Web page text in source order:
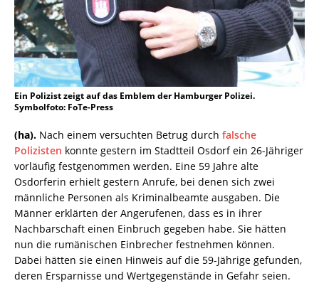
Ein Polizist zeigt auf das Emblem der Hamburger Polizei.
Symbolfoto: FoTe-Press
(ha). Nach einem versuchten Betrug durch falsche
Polizisten konnte gestern im Stadtteil Osdorf ein 26-Jähriger
vorläufig festgenommen werden. Eine 59 Jahre alte
Osdorferin erhielt gestern Anrufe, bei denen sich zwei
männliche Personen als Kriminalbeamte ausgaben. Die
Männer erklärten der Angerufenen, dass es in ihrer
Nachbarschaft einen Einbruch gegeben habe. Sie hätten
nun die rumänischen Einbrecher festnehmen können.
Dabei hätten sie einen Hinweis auf die 59-Jährige gefunden,
deren Ersparnisse und Wertgegenstände in Gefahr seien.